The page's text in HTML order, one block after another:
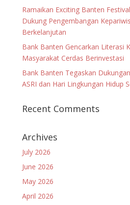
Ramaikan Exciting Banten
Dukung Pengembangan
Berkelanjutan
Bank Banten Gencarkan Literasi
Masyarakat Cerdas Berinvestasi
Bank Banten Tegaskan
ASRI dan Hari Lingkungan Hidup
Recent Comments
Archives
July 2026
June 2026
May 2026
April 2026